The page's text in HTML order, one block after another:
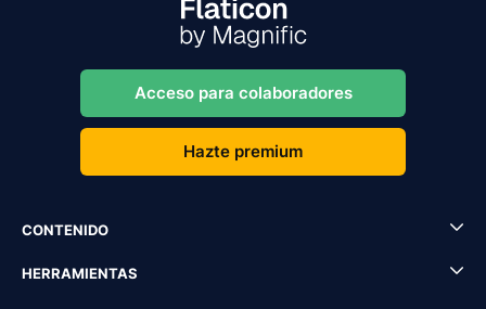
Acceso para colaboradores
Hazte premium
CONTENIDO
HERRAMIENTAS